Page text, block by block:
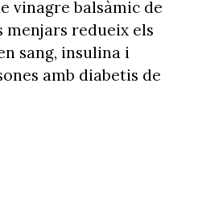
vinagre balsàmic de
menjars redueix els
sang, insulina i
amb diabetis de